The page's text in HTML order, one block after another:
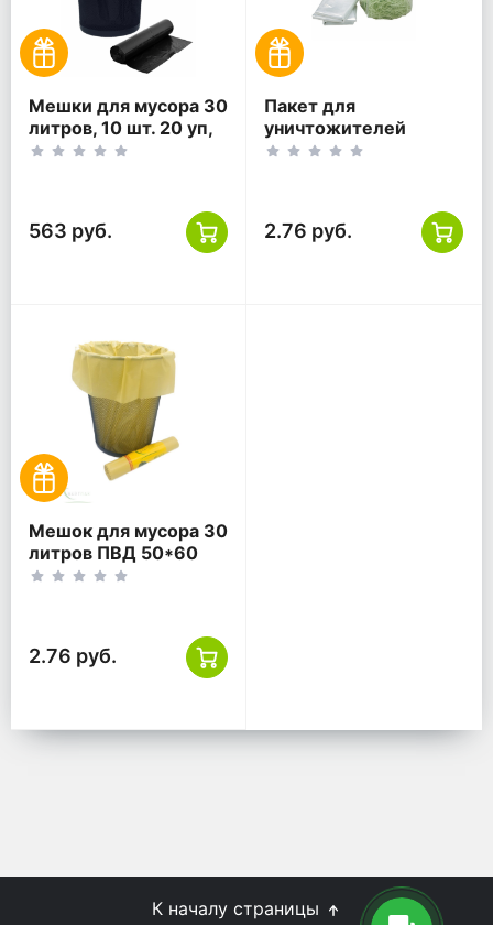
Мешки для мусора 30
литров, 10 шт. 20 уп,
черные
563 руб.
Пакет для
уничтожителей
документов 30л
2.76 руб.
Мешок для мусора 30
литров ПВД 50*60
желтый ГОСТ
2.76 руб.
К началу страницы